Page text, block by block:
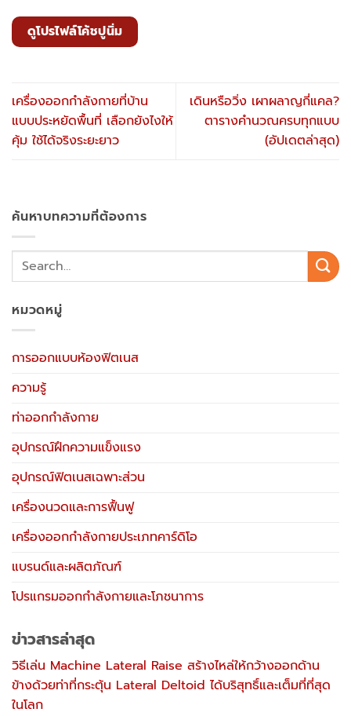
ดูโปรไฟล์โค้ชปูนิ่ม
เครื่องออกกำลังกายที่บ้าน
แบบประหยัดพื้นที่ เลือกยังไงให้
คุ้ม ใช้ได้จริงระยะยาว
เดินหรือวิ่ง เผาผลาญกี่แคล?
ตารางคำนวณครบทุกแบบ
(อัปเดตล่าสุด)
ค้นหาบทความที่ต้องการ
หมวดหมู่
การออกแบบห้องฟิตเนส
ความรู้
ท่าออกกำลังกาย
อุปกรณ์ฝึกความแข็งแรง
อุปกรณ์ฟิตเนสเฉพาะส่วน
เครื่องนวดและการฟื้นฟู
เครื่องออกกำลังกายประเภทคาร์ดิโอ
แบรนด์และผลิตภัณฑ์
โปรแกรมออกกำลังกายและโภชนาการ
ข่าวสารล่าสุด
วิธีเล่น Machine Lateral Raise สร้างไหล่ให้กว้างออกด้าน
ข้างด้วยท่าที่กระตุ้น Lateral Deltoid ได้บริสุทธิ์และเต็มที่ที่สุด
ในโลก